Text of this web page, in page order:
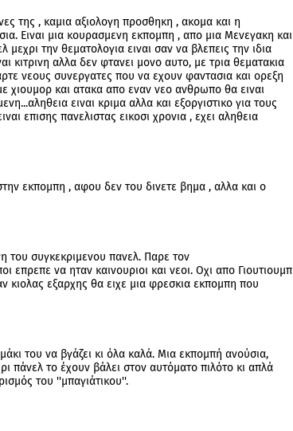
της , καμια αξιολογη προσθηκη , ακομα και η
Ειναι μια κουρασμενη εκπομπη , απο μια Μενεγακη και
την θεματολογια ειναι σαν να βλεπεις την ιδια
κιτρινη αλλα δεν φτανει μονο αυτο, με τρια θεματακια
νεους συνεργατες που να εχουν φαντασια και ορεξη
χιουμορ και ατακα απο εναν νεο ανθρωπο θα ειναι
ειναι κριμα αλλα και εξοργιστικο για τους
επισης πανελιστας εικοσι χρονια , εχει αληθεια
εκπομπη , αφου δεν του δινετε βημα , αλλα και ο
του συγκεκριμενου πανελ. Παρε τον
επρεπε να ηταν καινουριοι και νεοι. Οχι απο Γιουτιουμπ
κιολας εξαρχης θα ειχε μια φρεσκια εκπομπη που
του να βγάζει κι όλα καλά. Μια εκπομπή ανούσια,
πάνελ το έχουν βάλει στον αυτόματο πιλότο κι απλά
του ''μπαγιάτικου''.